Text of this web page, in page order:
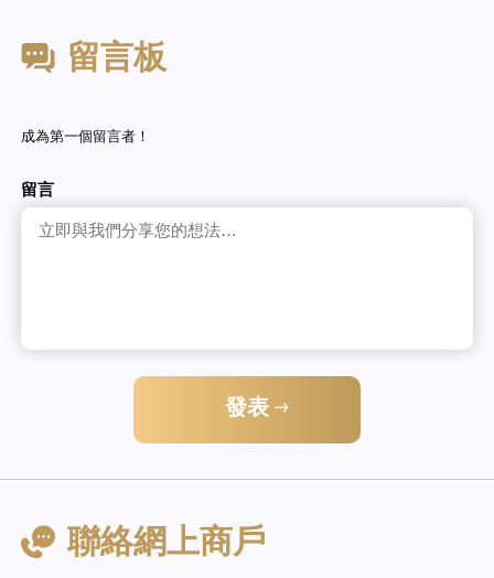
留言板
成為第一個留言者！
留言
發表
聯絡網上商戶